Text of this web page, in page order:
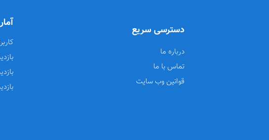
دسترسی سریع
درباره ما
تماس با ما
قوانین وب سایت